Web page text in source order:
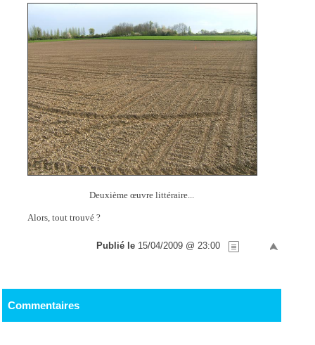
Deuxième œuvre littéraire...
Alors, tout trouvé ?
Publié le 15/04/2009 @ 23:00
Commentaires